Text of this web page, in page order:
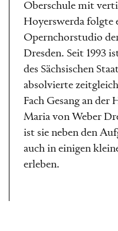
Oberschule mit
Hoyerswerda folgte
Opernchorstudio
Dresden. Seit 1993
des Sächsischen
absolvierte
Fach Gesang an
Maria von Weber
ist sie neben den
auch in einigen
erleben.